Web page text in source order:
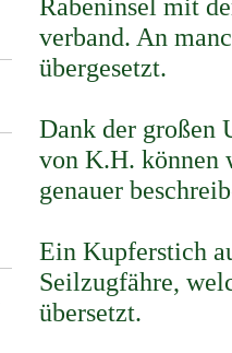
Rabeninsel mit
verband. An
übergesetzt.
Dank der großen
von K.H. können
genauer
Ein Kupferstich
Seilzugfähre,
übersetzt.